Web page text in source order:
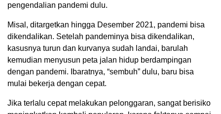
pengendalian pandemi dulu.
Misal, ditargetkan hingga Desember 2021, pandemi bisa
dikendalikan. Setelah pandeminya bisa dikendalikan,
kasusnya turun dan kurvanya sudah landai, barulah
kemudian menyusun peta jalan hidup berdampingan
dengan pandemi. Ibaratnya, “sembuh” dulu, baru bisa
mulai bekerja dengan cepat.
Jika terlalu cepat melakukan pelonggaran, sangat berisiko